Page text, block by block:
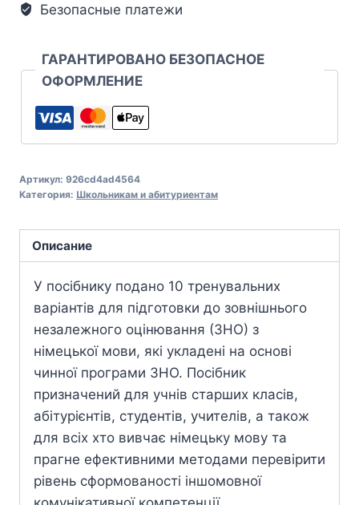
Безопасные платежи
ГАРАНТИРОВАНО БЕЗОПАСНОЕ
ОФОРМЛЕНИЕ
Артикул: 926cd4ad4564
Категория: Школьникам и абитуриентам
Описание
У посібнику подано 10 тренувальних
варіантів для підготовки до зовнішнього
незалежного оцінювання (ЗНО) з
німецької мови, які укладені на основі
чинної програми ЗНО. Посібник
призначений для учнів старших класів,
абітурієнтів, студентів, учителів, а також
для всіх хто вивчає німецьку мову та
прагне ефективними методами перевірити
рівень сформованості іншомовної